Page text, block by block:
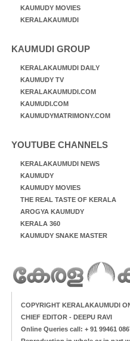
KAUMUDY MOVIES
KERALAKAUMUDI
KAUMUDI GROUP
KERALAKAUMUDI DAILY
KAUMUDY TV
KERALAKAUMUDI.COM
KAUMUDI.COM
KAUMUDYMATRIMONY.COM
YOUTUBE CHANNELS
KERALAKAUMUDI NEWS
KAUMUDY
KAUMUDY MOVIES
THE REAL TASTE OF KERALA
AROGYA KAUMUDY
KERALA 360
KAUMUDY SNAKE MASTER
COPYRIGHT KERALAKAUMUDI
CHIEF EDITOR - DEEPU RAVI
Online Queries call: + 91 99461